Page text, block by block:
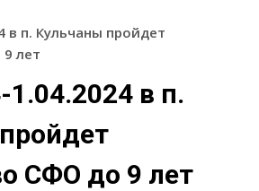
в п. Кульчаны пройдет
лет
1.04.2024 в п.
СФО до 9 лет